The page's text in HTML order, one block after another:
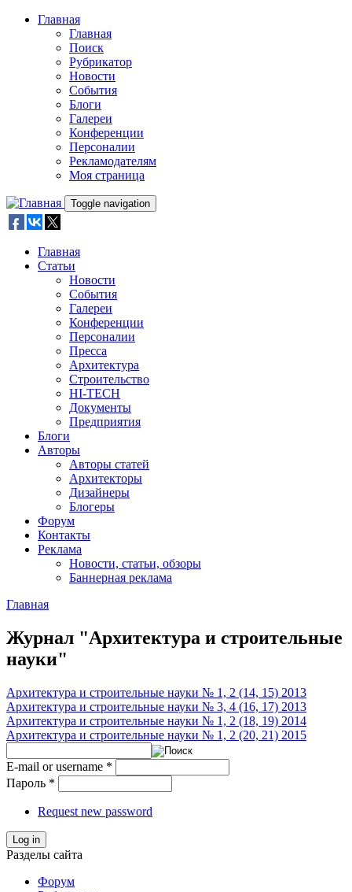
Skip to main content
Главная
Главная
Поиск
Рубрикатор
Новости
События
Блоги
Галереи
Конференции
Персоналии
Рекламодателям
Моя страница
Toggle navigation
Главная
Статьи
Новости
События
Галереи
Конференции
Персоналии
Пресса
Архитектура
Строительство
HI-TECH
Документы
Предприятия
Блоги
Авторы
Авторы статей
Архитекторы
Дизайнеры
Блогеры
Форум
Контакты
Реклама
Новости, статьи, обзоры
Баннерная реклама
Главная
Журнал "Архитектура и строительные
науки"
Архитектура и строительные науки № 1, 2 (14, 15) 2013
Архитектура и строительные науки № 3, 4 (16, 17) 2013
Архитектура и строительные науки № 1, 2 (18, 19) 2014
Архитектура и строительные науки № 1, 2 (20, 21) 2015
E-mail or username *
Пароль *
Request new password
Log in
Разделы сайта
Форум